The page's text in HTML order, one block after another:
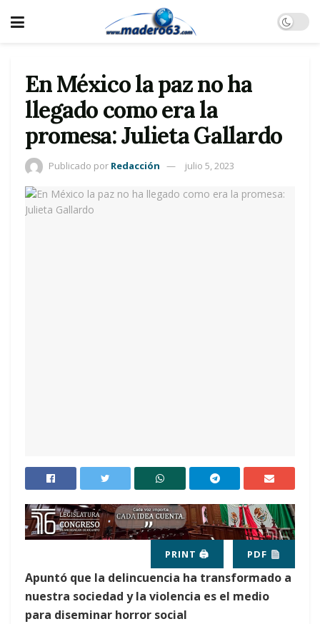
En México la paz no ha
llegado como era la
promesa: Julieta Gallardo
Publicado por Redacción julio 5, 2023
PRINT 🖨 PDF
Apuntó que la delincuencia ha transformado a
nuestra sociedad y la violencia es el medio
para diseminar horror social